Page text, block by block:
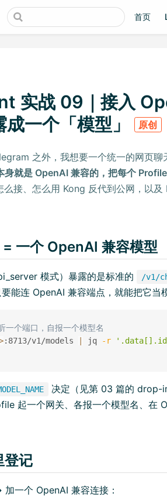
首页
实战 09｜接入
一个「模型」
原创
之外，我想要一个统一的网页
身就是 OpenAI 兼容的，把每个
么接、怎么用 Kong 反代到公网，以
一个 OpenAI 兼容模型
模式）暴露的是标准的 /v1/
能连 OpenAI 兼容端点，就能把它当
个端口，自报一个模型名
:8713/v1/models jq -r
决定（见第 03 篇的 drop-
起一个网关、各报一个模型名、在
登记
一个 OpenAI 兼容连接：